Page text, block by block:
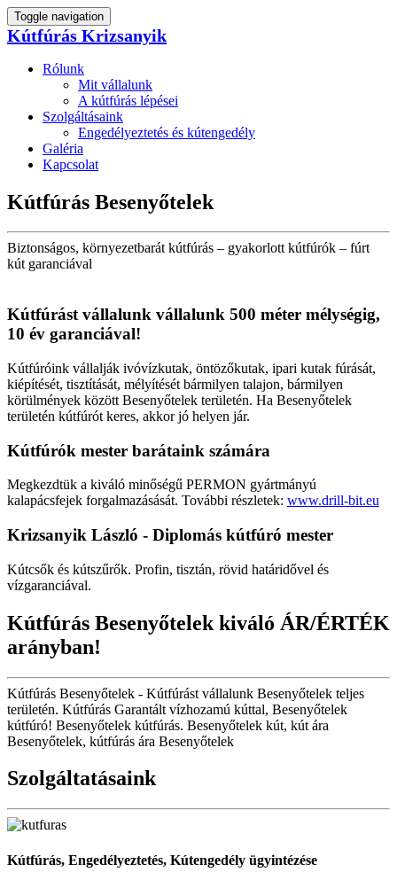
Toggle navigation
Kútfúrás Krizsanyik
Rólunk
Mit vállalunk
A kútfúrás lépései
Szolgáltásaink
Engedélyeztetés és kútengedély
Galéria
Kapcsolat
Kútfúrás Besenyőtelek
Biztonságos, környezetbarát kútfúrás – gyakorlott kútfúrók – fúrt
kút garanciával
Kútfúrást vállalunk vállalunk 500 méter mélységig,
10 év garanciával!
Kútfúróink vállalják ivóvízkutak, öntözőkutak, ipari kutak fúrását,
kiépítését, tisztítását, mélyítését bármilyen talajon, bármilyen
körülmények között Besenyőtelek területén. Ha Besenyőtelek
területén kútfúrót keres, akkor jó helyen jár.
Kútfúrók mester barátaink számára
Megkezdtük a kiváló minőségű PERMON gyártmányú
kalapácsfejek forgalmazásását. További részletek: www.drill-bit.eu
Krizsanyik László - Diplomás kútfúró mester
Kútcsők és kútszűrők. Profin, tisztán, rövid határidővel és
vízgaranciával.
Kútfúrás Besenyőtelek kiváló ÁR/ÉRTÉK
arányban!
Kútfúrás Besenyőtelek - Kútfúrást vállalunk Besenyőtelek teljes
területén. Kútfúrás Garantált vízhozamú kúttal, Besenyőtelek
kútfúró! Besenyőtelek kútfúrás. Besenyőtelek kút, kút ára
Besenyőtelek, kútfúrás ára Besenyőtelek
Szolgáltatásaink
Kútfúrás, Engedélyeztetés, Kútengedély ügyintézése